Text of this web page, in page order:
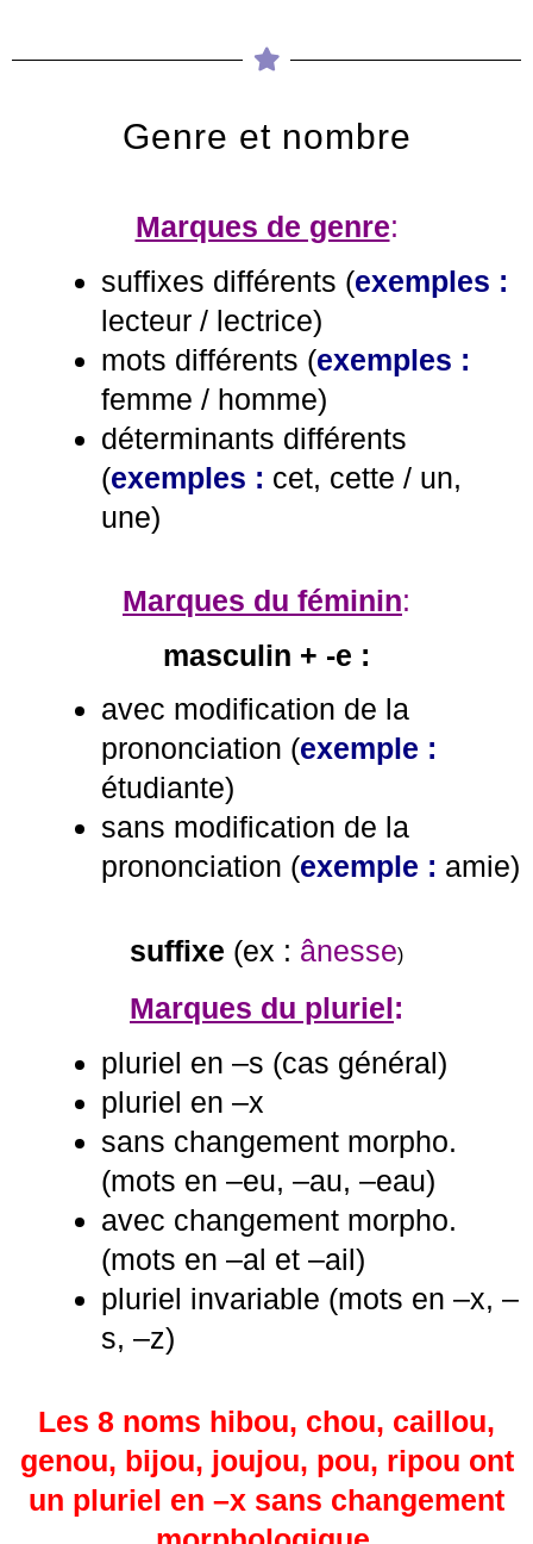
Genre et nombre
Marques de genre:
suffixes différents (exemples :
lecteur / lectrice)
mots différents (exemples :
femme / homme)
déterminants différents
(exemples : cet, cette / un,
une)
Marques du féminin:
masculin + -e :
avec modification de la
prononciation (exemple :
étudiante)
sans modification de la
prononciation (exemple : amie)
suffixe (ex : ânesse)
Marques du pluriel:
pluriel en –s (cas général)
pluriel en –x
sans changement morpho.
(mots en –eu, –au, –eau)
avec changement morpho.
(mots en –al et –ail)
pluriel invariable (mots en –x, –
s, –z)
Les 8 noms hibou, chou, caillou,
genou, bijou, joujou, pou, ripou ont
un pluriel en –x sans changement